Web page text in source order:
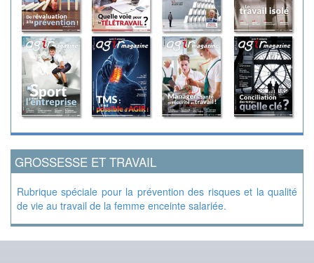
GROSSESSE ET TRAVAIL
Rubrique spéciale pour la prévention des risques et la qualité
de vie au travail de la femme enceinte salariée.